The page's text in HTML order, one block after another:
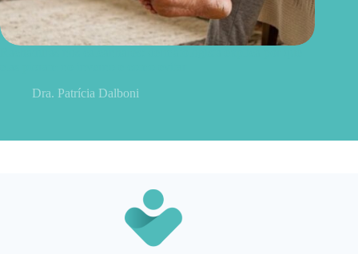
Dra. Patrícia Dalboni